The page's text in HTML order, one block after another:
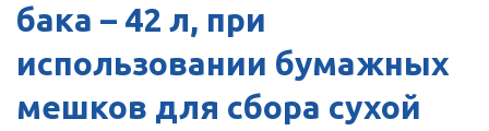
бака – 42 л, при
использовании бумажных
мешков для сбора сухой